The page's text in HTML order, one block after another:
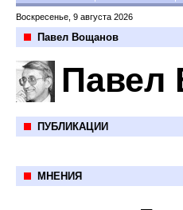
Воскресенье, 9 августа 2026
Павел Вощанов
Павел
ПУБЛИКАЦИИ
МНЕНИЯ